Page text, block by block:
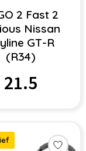
2 Fast 2
Nissan
GT-R
(R34)
21.5